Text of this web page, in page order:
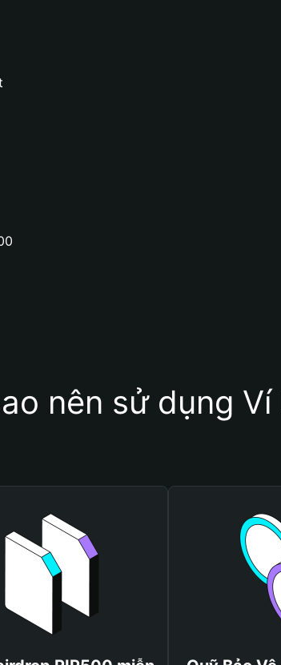
nên sử dụng Ví